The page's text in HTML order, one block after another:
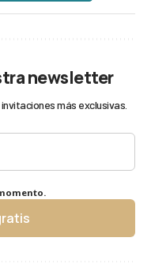
newsletter
más exclusivas.